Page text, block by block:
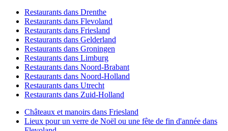
Restaurants dans Drenthe
Restaurants dans Flevoland
Restaurants dans Friesland
Restaurants dans Gelderland
Restaurants dans Groningen
Restaurants dans Limburg
Restaurants dans Noord-Brabant
Restaurants dans Noord-Holland
Restaurants dans Utrecht
Restaurants dans Zuid-Holland
Châteaux et manoirs dans Friesland
Lieux pour un verre de Noël ou une fête de fin d'année dans